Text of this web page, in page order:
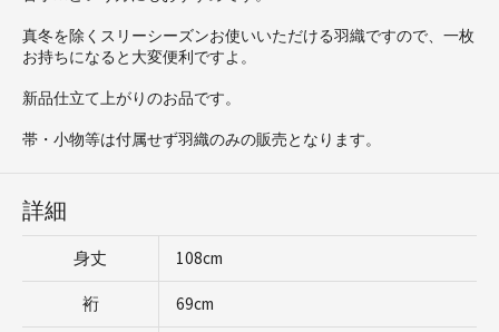
真冬を除くスリーシーズンお使いいただける羽織ですので、一枚
お持ちになると大変便利ですよ。
新品仕立て上がりのお品です。
帯・小物等は付属せず羽織のみの販売となります。
詳細
身丈 108cm
裄 69cm